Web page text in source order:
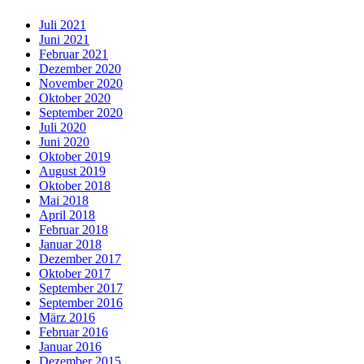
Juli 2021
Juni 2021
Februar 2021
Dezember 2020
November 2020
Oktober 2020
September 2020
Juli 2020
Juni 2020
Oktober 2019
August 2019
Oktober 2018
Mai 2018
April 2018
Februar 2018
Januar 2018
Dezember 2017
Oktober 2017
September 2017
September 2016
März 2016
Februar 2016
Januar 2016
Dezember 2015